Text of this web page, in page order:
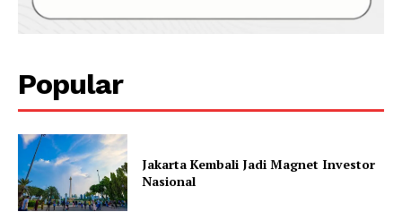
Popular
Jakarta Kembali Jadi Magnet Investor
Nasional